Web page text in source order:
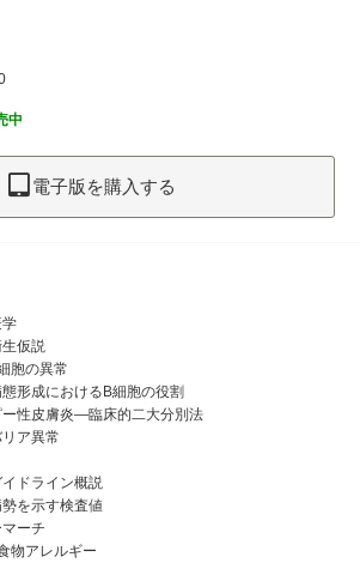
中
電子版を購入する
仮説
胞の異常
形成におけるB細胞の役割
性皮膚炎―臨床的二大分別法
ア異常
ドライン概説
を示す検査値
ーチ
物アレルギー